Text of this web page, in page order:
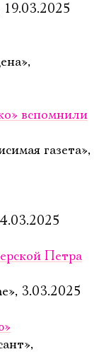
19.03.2025
вспомнили
газета»,
Петра
3.03.2025